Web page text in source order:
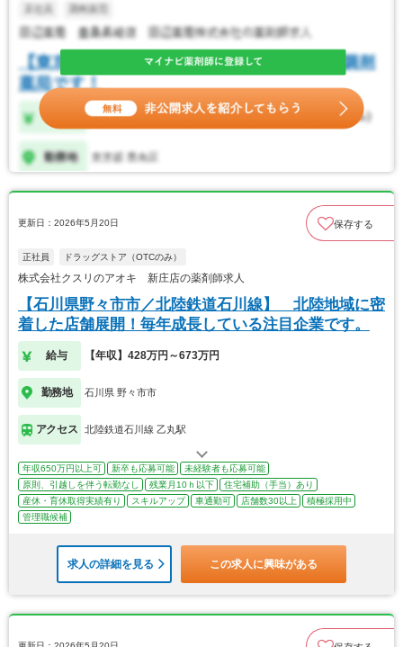
更新日：2026年5月20日 保存する
正社員 ドラッグストア（OTCのみ）
株式会社クスリのアオキ 新庄店の薬剤師求人
【石川県野々市市／北陸鉄道石川線】 北陸地域に密
着した店舗展開！毎年成長している注目企業です。
給与 【年収】428万円～673万円
勤務地 石川県 野々市市
アクセス 北陸鉄道石川線 乙丸駅
年収650万円以上可 新卒も応募可能
未経験者も応募可能
原則、引越しを伴う転勤なし
残業月10ｈ以下
住宅補助（手当）あり
産休・育休取得実績有り
スキルアップ 車通勤可 店舗数30以上
積極採用中
管理職候補
求人の詳細を見る この求人に興味がある